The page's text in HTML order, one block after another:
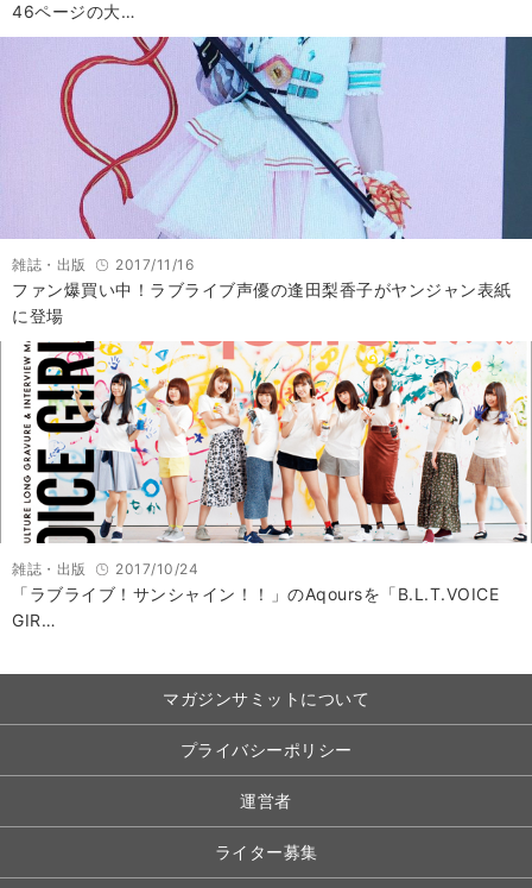
46ページの大…
雑誌・出版 2017/11/16
ファン爆買い中！ラブライブ声優の逢田梨香子がヤンジャン表紙
に登場
雑誌・出版 2017/10/24
「ラブライブ！サンシャイン！！」のAqoursを「B.L.T.VOICE
GIR…
マガジンサミットについて
プライバシーポリシー
運営者
ライター募集